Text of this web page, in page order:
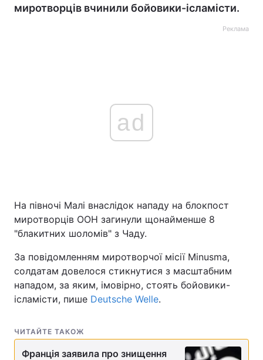
Головна Війна
Економіка Світ
Спорт Наука
Техно і зв'язок
Зброя Інциденти
миротворців вчинили бойовики-ісламісти.
Реклама
ad
На півночі Малі внаслідок нападу на блокпост
миротворців ООН загинули щонайменше 8
"блакитних шоломів" з Чаду.
За повідомленням миротворчої місії Minusma,
солдатам довелося стикнутися з масштабним
нападом, за яким, імовірно, стоять бойовики-
ісламісти, пише Deutsche Welle.
ЧИТАЙТЕ ТАКОЖ
Франція заявила про знищення